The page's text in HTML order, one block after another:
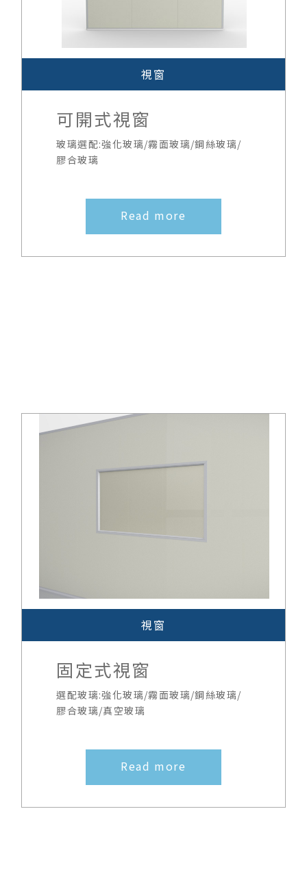
視窗
可開式視窗
玻璃選配:強化玻璃/霧面玻璃/鋼絲玻璃/
膠合玻璃
Read more
視窗
固定式視窗
選配玻璃:強化玻璃/霧面玻璃/鋼絲玻璃/
膠合玻璃/真空玻璃
Read more